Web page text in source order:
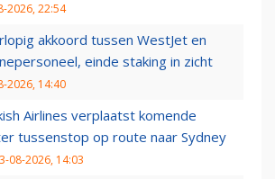
2026, 22:54
akkoord tussen WestJet en
einde staking in zicht
2026, 14:40
Airlines verplaatst komende
tussenstop op route naar Sydney
08-2026, 14:03